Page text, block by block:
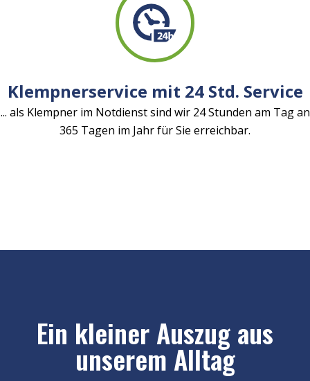
Klempnerservice mit 24 Std. Service
... als Klempner im Notdienst sind wir 24 Stunden am Tag an
365 Tagen im Jahr für Sie erreichbar.
Ein kleiner Auszug aus
unserem Alltag